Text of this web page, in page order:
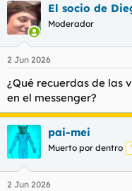
El socio de
Moderador
2 Jun 2026
¿Qué recuerdas de las
en el messenger?
pai-mei
Muerto por dentro
2 Jun 2026